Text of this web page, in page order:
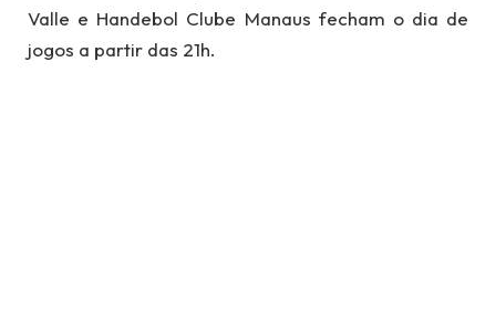
Valle e Handebol Clube Manaus fecham o dia de
jogos a partir das 21h.